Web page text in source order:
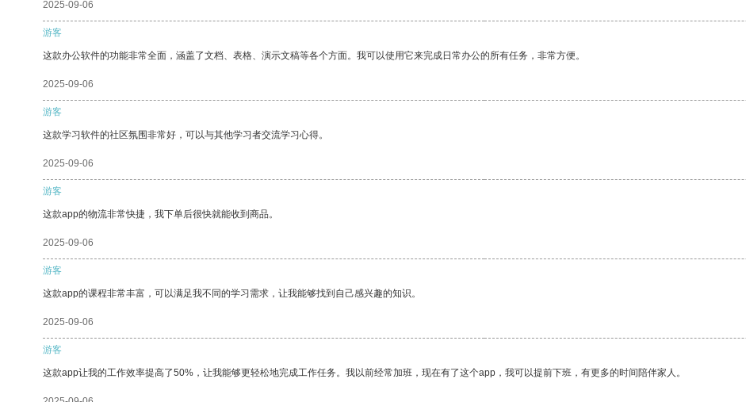
2025-09-06
游客
这款办公软件的功能非常全面，涵盖了文档、表格、演示文稿等各个方面。我可以使用它来完成日常办公的所有任务，非常方便。
2025-09-06
游客
这款学习软件的社区氛围非常好，可以与其他学习者交流学习心得。
2025-09-06
游客
这款app的物流非常快捷，我下单后很快就能收到商品。
2025-09-06
游客
这款app的课程非常丰富，可以满足我不同的学习需求，让我能够找到自己感兴趣的知识。
2025-09-06
游客
这款app让我的工作效率提高了50%，让我能够更轻松地完成工作任务。我以前经常加班，现在有了这个app，我可以提前下班，有更多的时间陪伴家人。